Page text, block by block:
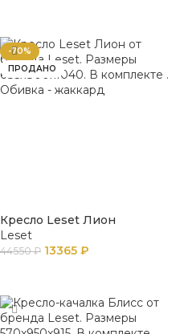
-70%
ПРОДАНО
Кресло Leset Лион
Leset
44550₽ 13365 ₽